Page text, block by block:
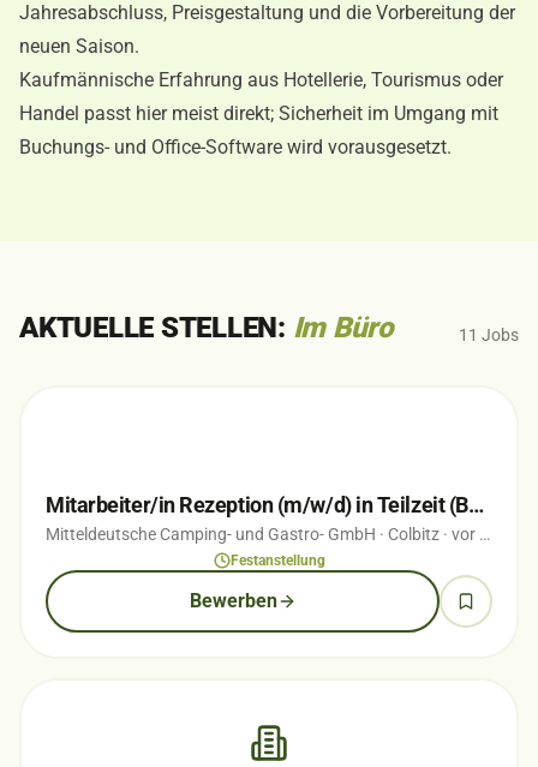
Jahresabschluss, Preisgestaltung und die Vorbereitung der
neuen Saison.
Kaufmännische Erfahrung aus Hotellerie, Tourismus oder
Handel passt hier meist direkt; Sicherheit im Umgang mit
Buchungs- und Office-Software wird vorausgesetzt.
AKTUELLE STELLEN: Im Büro 11 Jobs
Mitarbeiter/in Rezeption (m/w/d) in Teilzeit (Bürogehilf(e/in))
Mitteldeutsche Camping- und Gastro- GmbH · Colbitz · vor 1 Wochen
Festanstellung
Bewerben